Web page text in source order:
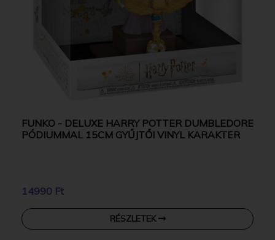
FUNKO - DELUXE HARRY POTTER DUMBLEDORE
PÓDIUMMAL 15CM GYŰJTŐI VINYL KARAKTER
14990 Ft
RÉSZLETEK